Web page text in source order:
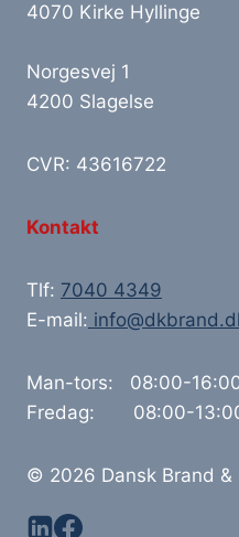
4070 Kirke Hyllinge
Norgesvej 1
4200 Slagelse
CVR: 43616722
Kontakt
Tlf: 7040 4349
E-mail:
Man-tors: 08:00-
Fredag: 08:00-
© 2026 Dansk Brand &